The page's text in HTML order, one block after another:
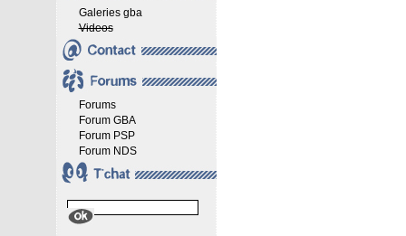
Galeries gba
Videos
Forums
Forum GBA
Forum PSP
Forum NDS